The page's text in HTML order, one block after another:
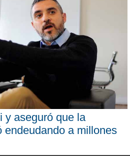
y aseguró que la
endeudando a millones